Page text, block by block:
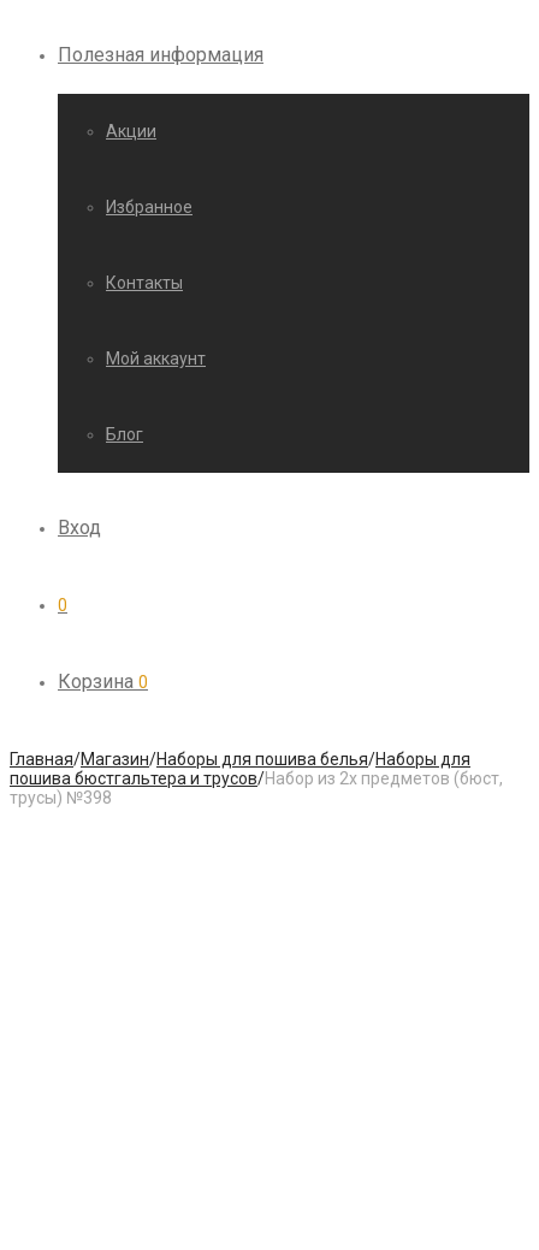
Полезная информация
Акции
Избранное
Контакты
Мой аккаунт
Блог
Вход
0
Корзина 0
Главная/Магазин/Наборы для пошива белья/Наборы для
пошива бюстгальтера и трусов/Набор из 2х предметов (бюст,
трусы) №398